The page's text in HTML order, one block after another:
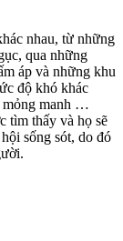
nhau, từ những
qua những
áp và những khu
độ khó khác
mỏng manh …
tìm thấy và họ sẽ
sống sót, do đó